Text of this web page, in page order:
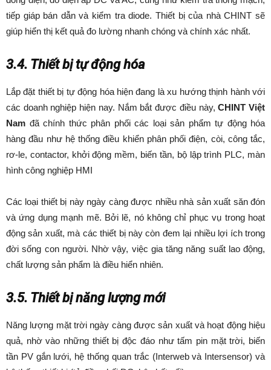
tiếp giáp bán dẫn và kiểm tra diode. Thiết bị của nhà CHINT sẽ
giúp hiển thị kết quả đo lường nhanh chóng và chính xác nhất.
3.4. Thiết bị tự động hóa
Lắp đặt thiết bị tự động hóa hiện đang là xu hướng thịnh hành với
các doanh nghiệp hiện nay. Nắm bắt được điều này,CHINT Việt
Nam đã chính thức phân phối các loại sản phẩm tự động hóa
hàng đầu như hệ thống điều khiển phân phối điện, còi, công tắc,
rơ-le, contactor, khởi động mềm, biến tần, bộ lập trình PLC, màn
hình công nghiệp HMI
Các loại thiết bị này ngày càng được nhiều nhà sản xuất săn đón
và ứng dụng mạnh mẽ. Bởi lẽ, nó không chỉ phục vụ trong hoạt
động sản xuất, mà các thiết bị này còn đem lại nhiều lợi ích trong
đời sống con người. Nhờ vậy, việc gia tăng năng suất lao động,
chất lượng sản phẩm là điều hiển nhiên.
3.5. Thiết bị năng lượng mới
Năng lượng mặt trời ngày càng được sản xuất và hoạt động hiệu
quả, nhờ vào những thiết bị độc đáo như tấm pin mặt trời, biến
tần PV gắn lưới, hệ thống quan trắc (Interweb và Intersensor) và